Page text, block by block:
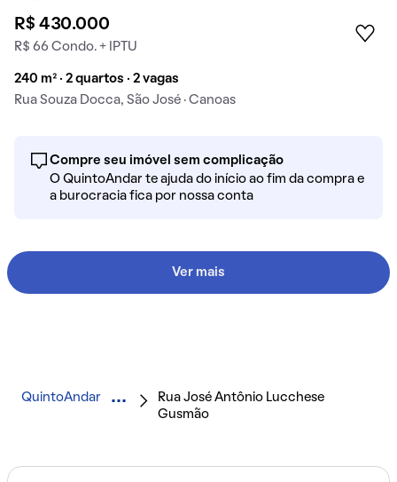
R$ 430.000
R$ 66 Condo. + IPTU
240 m² · 2 quartos · 2 vagas
Rua Souza Docca, São José · Canoas
Compre seu imóvel sem complicação
O QuintoAndar te ajuda do início ao fim da compra e
a burocracia fica por nossa conta
Ver mais
QuintoAndar
Rua José Antônio Lucchese
Gusmão